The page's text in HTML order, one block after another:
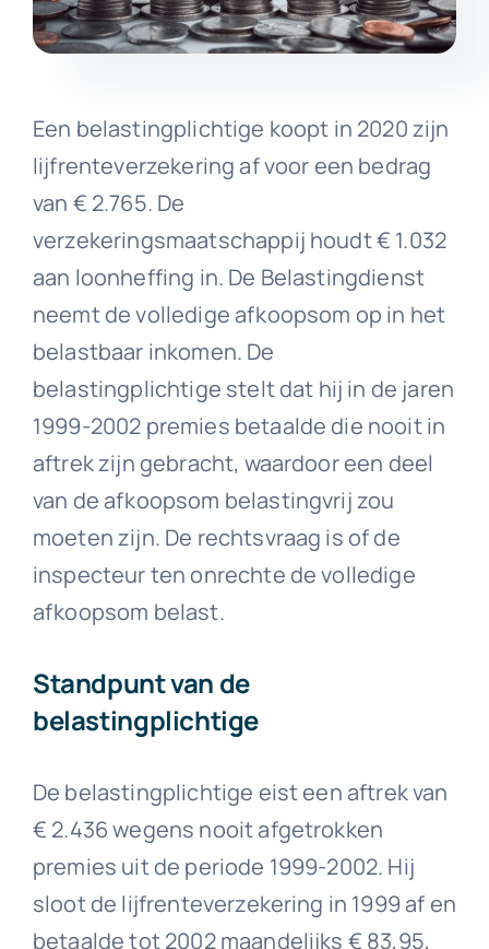
Een belastingplichtige koopt in 2020 zijn
lijfrenteverzekering af voor een bedrag
van € 2.765. De
verzekeringsmaatschappij houdt € 1.032
aan loonheffing in. De Belastingdienst
neemt de volledige afkoopsom op in het
belastbaar inkomen. De
belastingplichtige stelt dat hij in de jaren
1999-2002 premies betaalde die nooit in
aftrek zijn gebracht, waardoor een deel
van de afkoopsom belastingvrij zou
moeten zijn. De rechtsvraag is of de
inspecteur ten onrechte de volledige
afkoopsom belast.
Standpunt van de
belastingplichtige
De belastingplichtige eist een aftrek van
€ 2.436 wegens nooit afgetrokken
premies uit de periode 1999-2002. Hij
sloot de lijfrenteverzekering in 1999 af en
betaalde tot 2002 maandelijks € 83,95,